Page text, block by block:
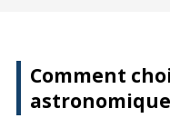
Comment